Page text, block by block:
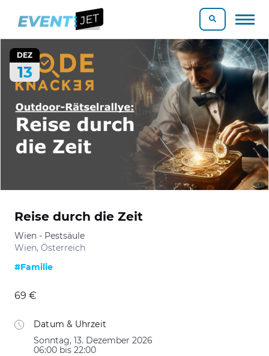
DEZ
13
Reise durch die Zeit
Wien - Pestsäule
Wien, Österreich
#Familie
69 €
Datum & Uhrzeit
Sonntag, 13. Dezember 2026
06:00 bis 22:00